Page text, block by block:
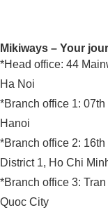
Mikiways – Your
*Head office: 44
Ha Noi
*Branch office 1:
Hanoi
*Branch office 2:
District 1, Ho Chi
*Branch office 3:
Quoc City